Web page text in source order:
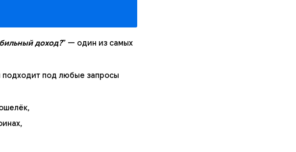
доход?” — один из самых
подходит под любые запросы